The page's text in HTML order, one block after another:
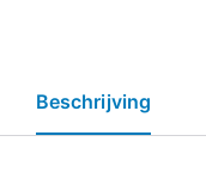
Beschrijving